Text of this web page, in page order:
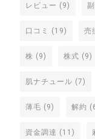
レビュー (9)
口コミ (19) 売
株 (9) 株式 (9)
肌ナチュール (7)
薄毛 (9) 解約
資金調達 (11)